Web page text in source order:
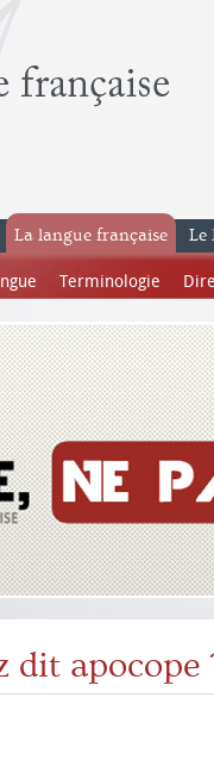
La langue française
Terminologie
Le
dit apocope